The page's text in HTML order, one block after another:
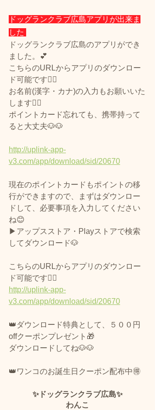
ドッグランクラブ広島アプリが出来ま
した
ドッグランクラブ広島のアプリができ
ました。💕
こちらのURLからアプリのダウンロー
ド可能です🙆‍♀️
お名前(漢字・カナ)の入力もお願いいた
します🙇‍♀️
ポイントカード忘れても、携帯持って
ると大丈夫🐶🐶
http://uplink-app-
v3.com/app/download/sid/20670
現在のポイントカードもポイントの移
行ができますので、まずはダウンロー
ドして、必要事項を入力してください
ね😊
▶アップスストア・Playストアで検索
してダウンロード🐶
こちらのURLからアプリのダウンロー
ド可能です🙆‍♀️
http://uplink-app-
v3.com/app/download/sid/20670
👑ダウンロード特典として、５００円
offクーポンプレゼント🎁
ダウンロードしてね🐶🐶
👑ワンコのお誕生日クーポン配布中🉐
✨ドッグランクラブ広島✨
わんこ